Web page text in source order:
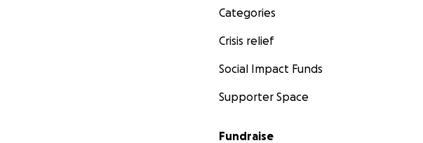
Categories
Crisis relief
Social Impact Funds
Supporter Space
Fundraise